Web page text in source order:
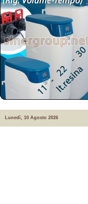
Lunedì, 10 Agosto 2026